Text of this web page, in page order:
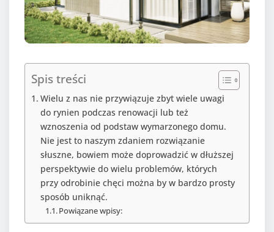
Spis treści
Wielu z nas nie przywiązuje zbyt wiele uwagi
do rynien podczas renowacji lub też
wznoszenia od podstaw wymarzonego domu.
Nie jest to naszym zdaniem rozwiązanie
słuszne, bowiem może doprowadzić w dłuższej
perspektywie do wielu problemów, których
przy odrobinie chęci można by w bardzo prosty
sposób uniknąć.
Powiązane wpisy: